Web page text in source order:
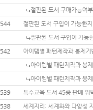
절판된 도서 구매가능여부
544
절판된 도서 구입이 가능한
절판된 도서 구입이 가능
542
아이템별 패턴제작과 봉제기
아이템별 패턴제작과 봉
아이템별 패턴제작과 봉
539
특수교육 도서 45종 판매 위
538
세계지리: 세계화와 다양성